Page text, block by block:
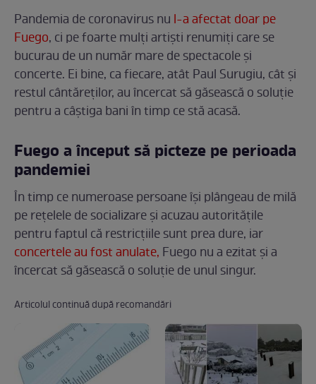
Pandemia de coronavirus nu l-a afectat doar pe
Fuego, ci pe foarte mulți artiști renumiți care se
bucurau de un număr mare de spectacole și
concerte. Ei bine, ca fiecare, atât Paul Surugiu, cât și
restul cântăreților, au încercat să găsească o soluție
pentru a câștiga bani în timp ce stă acasă.
Fuego a început să picteze pe perioada
pandemiei
În timp ce numeroase persoane își plângeau de milă
pe rețelele de socializare și acuzau autoritățile
pentru faptul că restricțiile sunt prea dure, iar
concertele au fost anulate, Fuego nu a ezitat și a
încercat să găsească o soluție de unul singur.
Articolul continuă după recomandări